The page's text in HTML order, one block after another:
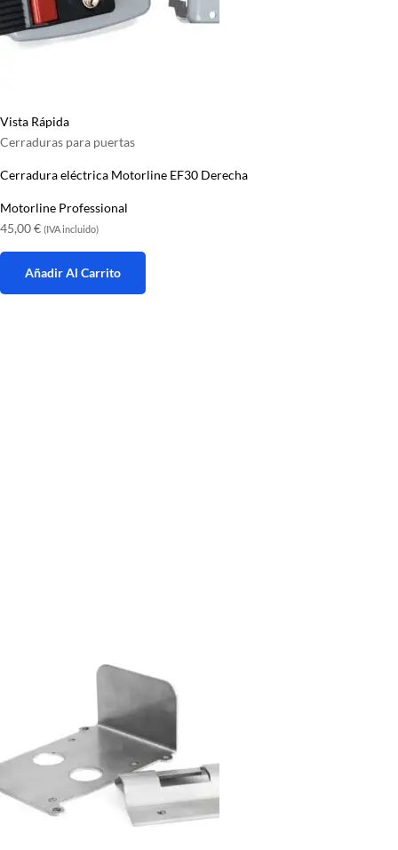
Vista Rápida
Cerraduras para puertas
Cerradura eléctrica Motorline EF30 Derecha
Motorline Professional
45,00€ (IVA incluido)
Añadir Al Carrito